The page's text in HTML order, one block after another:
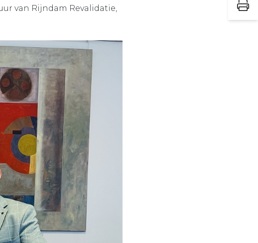
van Rijndam Revalidatie,